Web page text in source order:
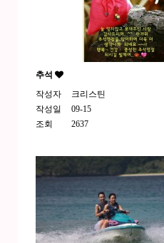
추석
작성자
크리스틴
작성일
09-15
조회
2637